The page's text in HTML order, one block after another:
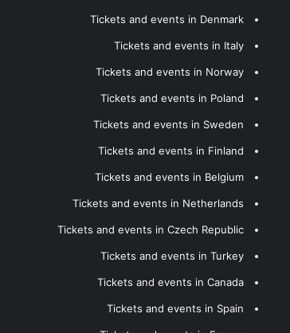
Tickets and events in Denmark
Tickets and events in Italy
Tickets and events in Norway
Tickets and events in Poland
Tickets and events in Sweden
Tickets and events in Finland
Tickets and events in Belgium
Tickets and events in Netherlands
Tickets and events in Czech Republic
Tickets and events in Turkey
Tickets and events in Canada
Tickets and events in Spain